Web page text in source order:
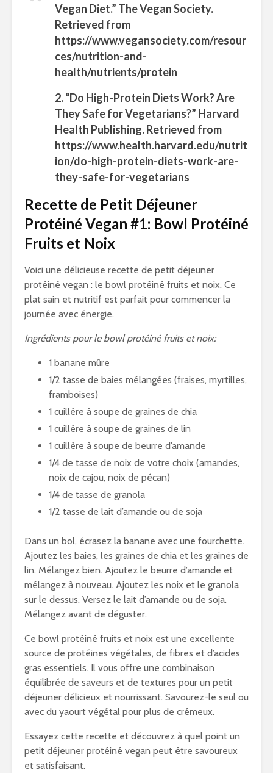
Vegan Diet.” The Vegan Society.
Retrieved from
https://www.vegansociety.com/resour
ces/nutrition-and-
health/nutrients/protein
2. “Do High-Protein Diets Work? Are
They Safe for Vegetarians?” Harvard
Health Publishing. Retrieved from
https://www.health.harvard.edu/nutrit
ion/do-high-protein-diets-work-are-
they-safe-for-vegetarians
Recette de Petit Déjeuner
Protéiné Vegan #1: Bowl Protéiné
Fruits et Noix
Voici une délicieuse recette de petit déjeuner
protéiné vegan : le bowl protéiné fruits et noix. Ce
plat sain et nutritif est parfait pour commencer la
journée avec énergie.
Ingrédients pour le bowl protéiné fruits et noix:
1 banane mûre
1/2 tasse de baies mélangées (fraises, myrtilles,
framboises)
1 cuillère à soupe de graines de chia
1 cuillère à soupe de graines de lin
1 cuillère à soupe de beurre d’amande
1/4 de tasse de noix de votre choix (amandes,
noix de cajou, noix de pécan)
1/4 de tasse de granola
1/2 tasse de lait d’amande ou de soja
Dans un bol, écrasez la banane avec une fourchette.
Ajoutez les baies, les graines de chia et les graines de
lin. Mélangez bien. Ajoutez le beurre d’amande et
mélangez à nouveau. Ajoutez les noix et le granola
sur le dessus. Versez le lait d’amande ou de soja.
Mélangez avant de déguster.
Ce bowl protéiné fruits et noix est une excellente
source de protéines végétales, de fibres et d’acides
gras essentiels. Il vous offre une combinaison
équilibrée de saveurs et de textures pour un petit
déjeuner délicieux et nourrissant. Savourez-le seul ou
avec du yaourt végétal pour plus de crémeux.
Essayez cette recette et découvrez à quel point un
petit déjeuner protéiné vegan peut être savoureux
et satisfaisant.